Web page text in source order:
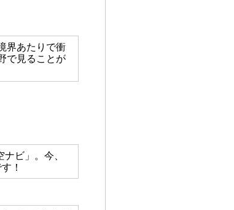
界あたりで衝
で見ることが
ビ」。今、
！